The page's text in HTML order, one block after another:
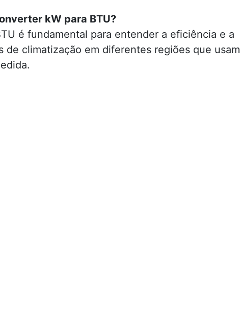
kW para BTU?
é fundamental para entender a eficiência e a
de climatização em diferentes regiões que usam